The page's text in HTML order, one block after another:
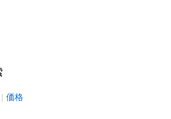
価格